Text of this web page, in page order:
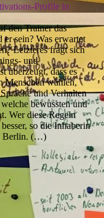
Profile in
den Trainer das
sein? Was erwartet
Letzteres fragt sich
und
überzeugt, dass es
Menschen wählen,
und Verhalten
bewussten und
Wer diese Regeln
so die Inhaberin
Berlin. (…)